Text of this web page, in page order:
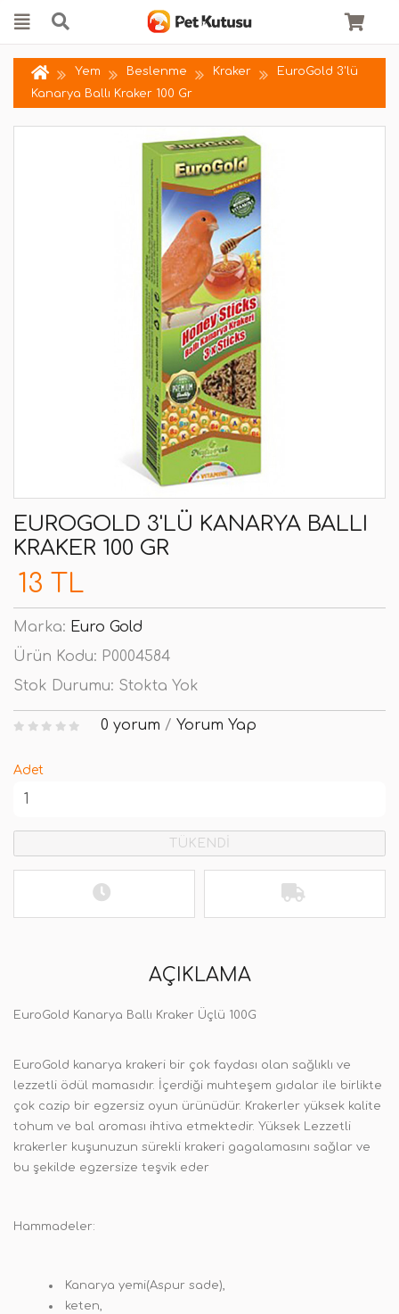
Yem Beslenme Kraker
EuroGold 3'lü
Kanarya Ballı Kraker 100 Gr
EUROGOLD 3'LÜ KANARYA BALLI
KRAKER 100 GR
13 TL
Marka: Euro Gold
Ürün Kodu: P0004584
Stok Durumu: Stokta Yok
0 yorum / Yorum Yap
Adet
TÜKENDİ
AÇIKLAMA
EuroGold Kanarya Ballı Kraker Üçlü 100G
EuroGold kanarya krakeri bir çok faydası olan sağlıklı ve
lezzetli ödül mamasıdır. İçerdiği muhteşem gıdalar ile birlikte
çok cazip bir egzersiz oyun ürünüdür. Krakerler yüksek kalite
tohum ve bal aroması ihtiva etmektedir. Yüksek Lezzetli
krakerler kuşunuzun sürekli krakeri gagalamasını sağlar ve
bu şekilde egzersize teşvik eder
Hammadeler:
Kanarya yemi(Aspur sade),
keten,